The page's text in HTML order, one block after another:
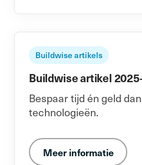
Buildwise artikels
Buildwise artikel
Bespaar tijd én geld
technologieën.
Meer informatie